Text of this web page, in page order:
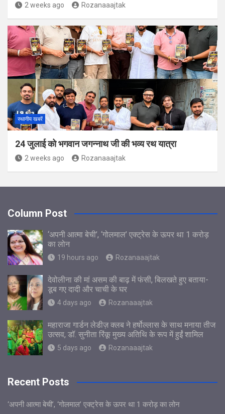
2 weeks ago Rozanaaajtak
स्थानीय खबरें
24 जुलाई को भगवान जगन्नाथ जी की भव्य रथ यात्रा
2 weeks ago Rozanaaajtak
Column Post
‘अपनी आत्मा बेची’, ‘गोलमाल’ एक्ट्रेस के ऊपर था 1 करोड़
का लोन
19 hours ago Rozanaaajtak
देवोलीना की मां असम की बाढ़ में फंसी, बिलखते हुए बताया-
डूब गए दादी और चाची के घर
4 days ago Rozanaaajtak
महाराजा गार्डन लेडीज़ क्लब ने हर्षोल्लास के साथ मनाया तीज
उत्सव, डॉ. सुनीता रिंकू मुख्य अतिथि के रूप में हुईं शामिल
5 days ago Rozanaaajtak
Recent Posts
‘अपनी आत्मा बेची’, ‘गोलमाल’ एक्ट्रेस के ऊपर था 1 करोड़ का लोन